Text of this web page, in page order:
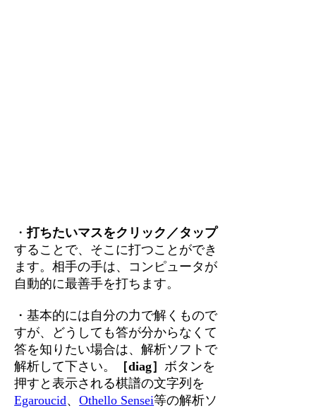
・打ちたいマスをクリック／タップ
することで、そこに打つことができ
ます。相手の手は、コンピュータが
自動的に最善手を打ちます。
・基本的には自分の力で解くもので
すが、どうしても答が分からなくて
答を知りたい場合は、解析ソフトで
解析して下さい。
［diag］ ボタンを
押すと表示される棋譜の文字列を
Egaroucid、Othello Sensei等の解析ソ